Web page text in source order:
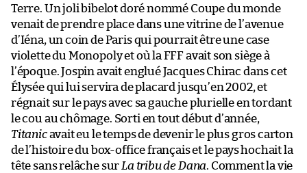
Terre. Un joli bibelot doré nommé Coupe du monde
venait de prendre place dans une vitrine de l’avenue
d’Iéna, un coin de Paris qui pourrait être une case
violette du Monopoly et où la FFF avait son siège à
l’époque. Jospin avait englué Jacques Chirac dans cet
Élysée qui lui servira de placard jusqu’en 2002, et
régnait sur le pays avec sa gauche plurielle en tordant
le cou au chômage. Sorti en tout début d’année,
Titanicavait eu le temps de devenir le plus gros carton
de l’histoire du box-office français et le pays hochait la
tête sans relâche sur La tribu de Dana. Comment la vie